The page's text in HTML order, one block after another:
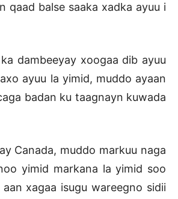
qaad balse saaka xadka ayuu i
dambeeyay xoogaa dib ayuu
ayuu la yimid, muddo ayaan
badan ku taagnayn kuwada
Canada, muddo markuu naga
yimid markana la yimid soo
xagaa isugu wareegno sidii